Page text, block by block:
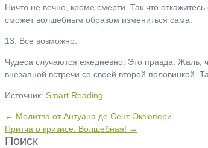
Ничто не вечно, кроме смерти. Так что
сможет волшебным образом измениться сама.
13. Все возможно.
Чудеса случаются ежедневно. Это правда. Жаль,
внезапной встречи со своей второй половинкой.
Источник: Smart Reading
← Молитва от Антуана де Сент-Экзюпери
Притча о кризисе. Волшебная! →
Поиск